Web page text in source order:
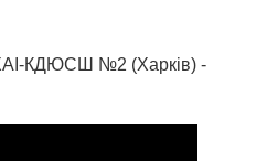
КДЮСШ №2 (Харків) -